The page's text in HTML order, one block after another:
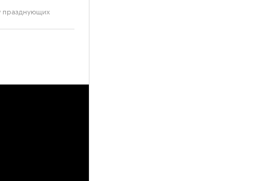
празднующих